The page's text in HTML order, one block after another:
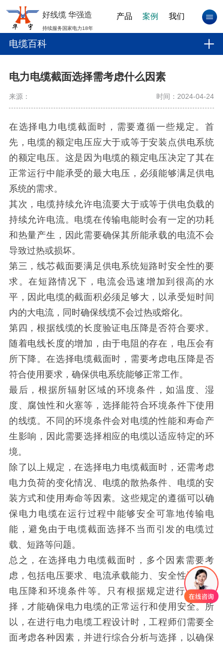
好线缆 华强造
持续服务国家电力18年
产品 案例 我们
电缆百科
电力电缆截面选择需考虑什么因素
来源： 时间：2024-04-24
在选择电力电缆截面时，需要遵循一些规定。首
先，电缆的额定电压应大于或等于安装点供电系统
的额定电压。这是因为电缆的额定电压决定了其在
正常运行中能承受的最大电压，必须能够满足供电
系统的需求。
其次，电缆持续允许电流要大于或等于供电负载的
持续允许电流。电缆在传输电能时会有一定的功耗
和热量产生，因此需要确保其所能承载的电流不会
导致过热或损坏。
第三，线芯截面要满足供电系统短路时安全性的要
求。在短路情况下，电流会迅速增加到很高的水
平，因此电缆的截面积必须足够大，以承受短时间
内的大电流，同时确保线缆不会过热或熔化。
第四，根据线缆的长度验证电压降是否符合要求。
随着电线长度的增加，由于电阻的存在，电压会有
所下降。在选择电缆截面时，需要考虑电压降是否
符合使用要求，确保供电系统能够正常工作。
最后，根据所辐射区域的环境条件，如温度、湿
度、腐蚀性和火塞等，选择能符合环境条件下使用
的线缆。不同的环境条件会对电缆的性能和寿命产
生影响，因此需要选择相应的电缆以适应特定的环
境。
除了以上规定，在选择电力电缆截面时，还需考虑
电力负荷的变化情况、电缆的散热条件、电缆的安
装方式和使用寿命等因素。这些规定的遵循可以确
保电力电缆在运行过程中能够安全可靠地传输电
能，避免由于电缆截面选择不当而引发的电缆过
载、短路等问题。
总之，在选择电力电缆截面时，多个因素需要考
虑，包括电压要求、电流承载能力、安全性要求、
电压降和环境条件等。只有根据规定进行合理选
择，才能确保电力电缆的正常运行和使用安全。所
以，在进行电力电缆工程设计时，工程师们需要全
面考虑各种因素，并进行综合分析与选择，以确保